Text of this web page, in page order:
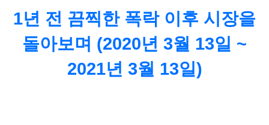
a
v
1년 전 끔찍한 폭락 이후 시장을
돌아보며 (2020년 3월 13일 ~
2021년 3월 13일)